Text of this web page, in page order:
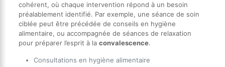
cohérent, où chaque intervention répond à un besoin
préalablement identifié. Par exemple, une séance de soin
ciblée peut être précédée de conseils en hygiène
alimentaire, ou accompagnée de séances de relaxation
pour préparer l’esprit à la convalescence.
Consultations en hygiène alimentaire